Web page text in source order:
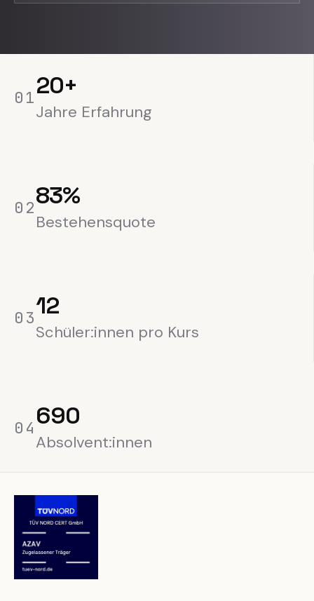
0 120+
Jahre Erfahrung
0 283%
Bestehensquote
0 312
Schüler:innen pro Kurs
0 4 690
Absolvent:innen